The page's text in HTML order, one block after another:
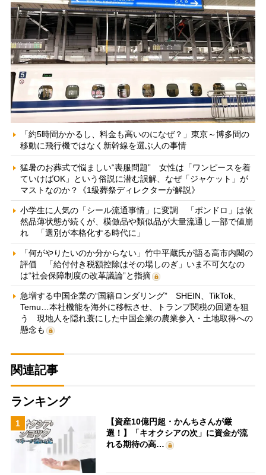
「約5時間かかるし、料金も高いのになぜ？」東京～博多間の
移動に飛行機ではなく新幹線を選ぶ人の事情
猛暑のお葬式で悩ましい“喪服問題” 女性は「ワンピースを着
ていけばOK」という俗説に潜む誤解、なぜ「ジャケット」が
マストなのか？《1級葬祭ディレクターが解説》
小学生に人気の「シール流通事情」に変調 「ボンドロ」は依
然品薄状態が続くが、模倣品や類似品が大量流通し一部で値崩
れ 「選別が本格化する時代に」
「何がやりたいのか分からない」竹中平蔵氏が語る高市内閣の
評価 「給付付き税額控除はその場しのぎ」いま不可欠なの
は“社会保障制度の改革議論”と指摘
急増する中国企業の“国籍ロンダリング” SHEIN、TikTok、
Temu…本社機能を海外に移転させ、トランプ関税の回避を狙
う 現地人を隠れ蓑にした中国企業の農業参入・土地取得への
懸念も
関連記事
ランキング
1
【資産10億円超・かんちさんが厳
選！】「キオクシアの次」に資金が流
れる期待の高…